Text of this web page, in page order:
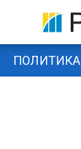
ПОЛИТИКА